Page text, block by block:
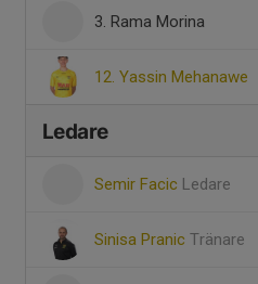
3. Rama Morina
12. Yassin Mehanawe
Ledare
Semir Facic Ledare
Sinisa Pranic Tränare